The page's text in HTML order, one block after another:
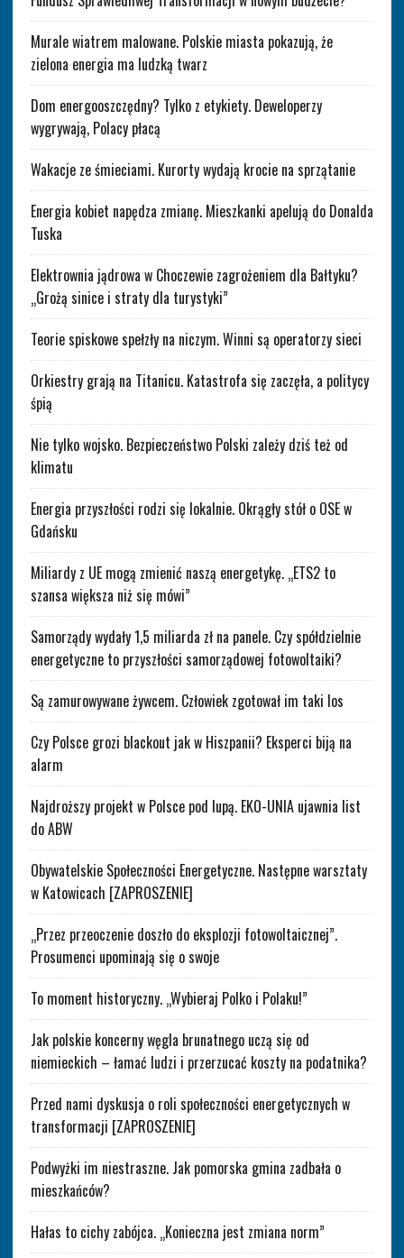
Murale wiatrem malowane. Polskie miasta pokazują, że
zielona energia ma ludzką twarz
Dom energooszczędny? Tylko z etykiety. Deweloperzy
wygrywają, Polacy płacą
Wakacje ze śmieciami. Kurorty wydają krocie na sprzątanie
Energia kobiet napędza zmianę. Mieszkanki apelują do Donalda
Tuska
Elektrownia jądrowa w Choczewie zagrożeniem dla Bałtyku?
„Grożą sinice i straty dla turystyki”
Teorie spiskowe spełzły na niczym. Winni są operatorzy sieci
Orkiestry grają na Titanicu. Katastrofa się zaczęła, a politycy
śpią
Nie tylko wojsko. Bezpieczeństwo Polski zależy dziś też od
klimatu
Energia przyszłości rodzi się lokalnie. Okrągły stół o OSE w
Gdańsku
Miliardy z UE mogą zmienić naszą energetykę. „ETS2 to
szansa większa niż się mówi”
Samorządy wydały 1,5 miliarda zł na panele. Czy spółdzielnie
energetyczne to przyszłości samorządowej fotowoltaiki?
Są zamurowywane żywcem. Człowiek zgotował im taki los
Czy Polsce grozi blackout jak w Hiszpanii? Eksperci biją na
alarm
Najdroższy projekt w Polsce pod lupą. EKO-UNIA ujawnia list
do ABW
Obywatelskie Społeczności Energetyczne. Następne warsztaty
w Katowicach [ZAPROSZENIE]
„Przez przeoczenie doszło do eksplozji fotowoltaicznej”.
Prosumenci upominają się o swoje
To moment historyczny. „Wybieraj Polko i Polaku!”
Jak polskie koncerny węgla brunatnego uczą się od
niemieckich – łamać ludzi i przerzucać koszty na podatnika?
Przed nami dyskusja o roli społeczności energetycznych w
transformacji [ZAPROSZENIE]
Podwyżki im niestraszne. Jak pomorska gmina zadbała o
mieszkańców?
Hałas to cichy zabójca. „Konieczna jest zmiana norm”